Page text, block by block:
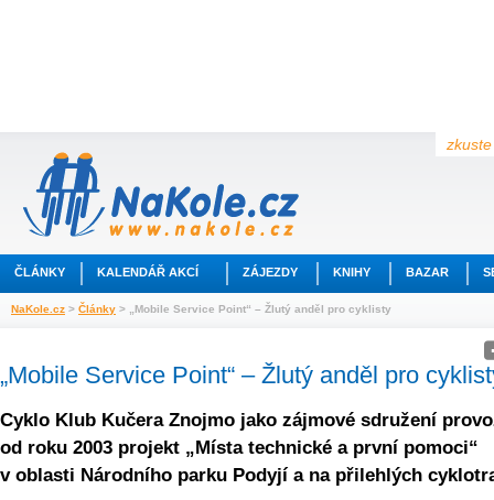
ČLÁNKY KALENDÁŘ AKCÍ ZÁJEZDY KNIHY BAZAR
NaKole.cz > Články > „Mobile Service Point“ – Žlutý anděl pro cyklisty
„Mobile Service Point“ – Žlutý anděl pro
Cyklo Klub Kučera Znojmo jako zájmové sdružení
od roku 2003 projekt „Místa technické a první pomoci“
v oblasti Národního parku Podyjí a na přilehlých